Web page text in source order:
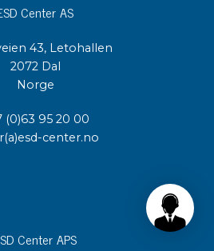
Center AS
43, Letohallen
2072 Dal
Norge
(0)63 95 20 00
center.no
Center APS